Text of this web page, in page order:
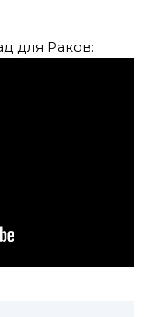
для Раков: